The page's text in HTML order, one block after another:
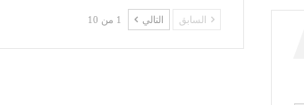
السابق التالي 1 من 10